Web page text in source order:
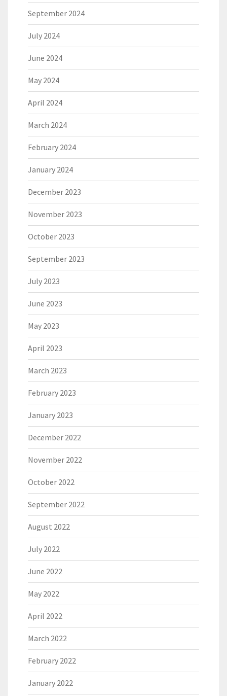
September 2024
July 2024
June 2024
May 2024
April 2024
March 2024
February 2024
January 2024
December 2023
November 2023
October 2023
September 2023
July 2023
June 2023
May 2023
April 2023
March 2023
February 2023
January 2023
December 2022
November 2022
October 2022
September 2022
August 2022
July 2022
June 2022
May 2022
April 2022
March 2022
February 2022
January 2022